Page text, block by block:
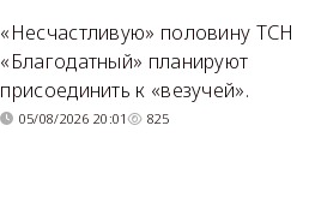
«Несчастливую» половину ТСН
«Благодатный» планируют
присоединить к «везучей».
05/08/2026 20:01 825